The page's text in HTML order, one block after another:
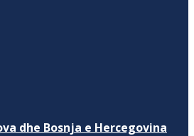
dhe Bosnja e Hercegovina